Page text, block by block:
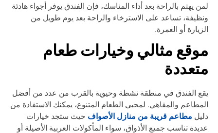
يهتم بالراحة بعد أداء المناسك، فإن الفندق يوفر أجواء هادئة
تساعد على الاسترخاء والراحة بعد يوم طويل من
أو العمرة.
مثالي وخيارات طعام
الفندق في منطقة نشطة وحيوية بالقرب من عدد من أفضل
والمقاهي. لمحبي الطعام المتنوع، يمكنك الاستفادة من
مطاعم قريبة من منازل الأصوافحيث ستجد خيارات
تناسب جميع الأذواق، سواء المأكولات العربية الأصيلة أو